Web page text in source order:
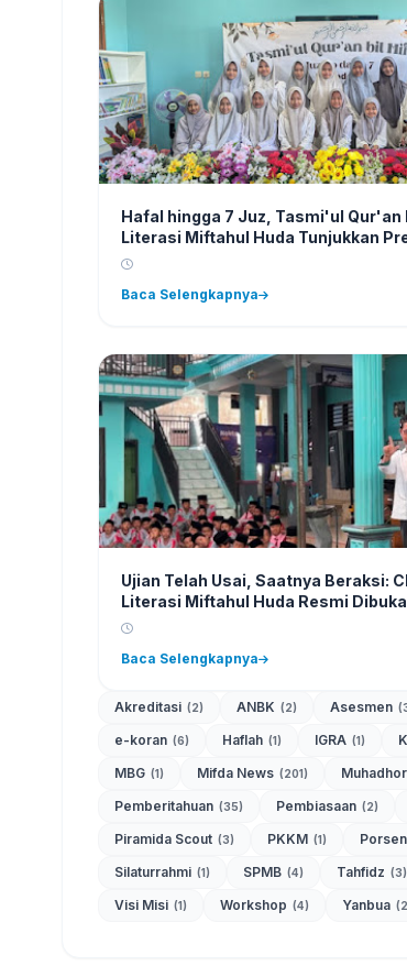
Hafal hingga 7 Juz, Tasmi'ul Qur'an
Literasi Miftahul Huda Tunjukkan
yang Membanggakan
Baca Selengkapnya
Ujian Telah Usai, Saatnya Beraksi:
Literasi Miftahul Huda Resmi Dibuka
Baca Selengkapnya
Akreditasi (2) ANBK (2) Asesmen
e-koran (6) Haflah (1) IGRA (1)
MBG (1) Mifda News (201)
Pemberitahuan (35) Pembiasaan (2)
Piramida Scout (3) PKKM (1)
Silaturrahmi (1) SPMB (4) Tahfidz (3)
Visi Misi (1) Workshop (4) Yanbua